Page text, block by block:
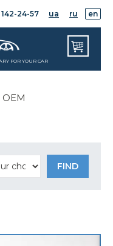
24-57 ua ru en
FOR YOUR CAR
OEM